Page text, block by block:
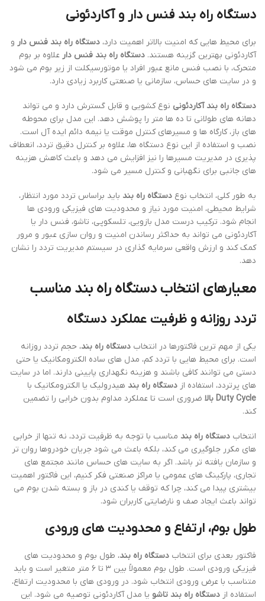
دستگاه راه بند فنس دار و آکاردئونی
برای محیط هایی که امنیت بالاتر اهمیت دارد، دستگاه راه بند فنس دار و
آکاردئونی بهترین گزینه هستند. دستگاه راه بند فنس دار علاوه بر بوم
متحرک، با نصب فنس مانع عبور افراد یا موتورسیکلت از زیر بوم می شود
و در سایت های حساس، سازمانی یا صنعتی کاربرد زیادی دارد.
دستگاه راه بند آکاردئونی نوع کشویی و قابل گسترش دارد و می تواند
دهانه های طولانی تا ده ها متر را پوشش دهد. این مدل برای محوطه
های باز، کارگاه ها و مسیرهای کنترل موقت یا نیمه دائم ایده آل است.
نصب و استفاده از این نوع دستگاه ها، علاوه بر کنترل دقیق تردد، انعطاف
پذیری در مدیریت مسیرها را نیز افزایش می دهد و باعث کاهش هزینه
های جانبی برای نگهبانی و کنترل مسیر می شود.
به طور کلی، انتخاب نوع دستگاه راه بند باید براساس تردد مورد انتظار،
شرایط محیطی، امنیت مورد نیاز و محدودیت های فیزیکی ورودی ها
انجام شود. ترکیب درست مدل بازویی، تلسکوپی، تاشو، فنس دار یا
آکاردئونی می تواند به حداکثر رساندن امنیت و روان سازی عبور و مرور
کمک کند و ارزش واقعی سرمایه گذاری در سیستم مدیریت تردد را نشان
دهد.
معیارهای انتخاب دستگاه راه بند مناسب
تردد روزانه و ظرفیت عملکرد دستگاه
یکی از مهم ترین فاکتورها در انتخاب دستگاه راه بند، حجم تردد روزانه
است. برای محیط هایی با تردد کم، مدل های ساده الکترومکانیک یا حتی
دستی می توانند کافی باشند و هزینه نگهداری پایینی دارند. اما در سایت
های پرتردد، استفاده از دستگاه راه بند هیدرولیک یا الکترومکانیک با
Duty Cycle بالا
ضروری است تا عملکرد مداوم بدون خرابی را تضمین
کند.
انتخاب دستگاه راه بند مناسب با توجه به ظرفیت تردد، نه تنها از خرابی
های مکرر جلوگیری می کند، بلکه باعث می شود جریان خودروها روان تر
و سازمان یافته تر باشد. اگر به سایت های حساس مانند مجتمع های
تجاری، پارکینگ های عمومی یا مراکز صنعتی فکر کنیم، این فاکتور اهمیت
بیشتری پیدا می کند، چرا که توقف یا کندی در باز و بسته شدن بوم می
تواند باعث ایجاد صف و نارضایتی کاربران شود.
طول بوم، ارتفاع و محدودیت های ورودی
فاکتور بعدی برای انتخاب دستگاه راه بند، طول بوم و محدودیت های
فیزیکی ورودی است. طول بوم معمولاً بین ۳ تا ۶ متر متغیر است و باید
متناسب با عرض ورودی انتخاب شود. در ورودی های با محدودیت ارتفاع،
استفاده از دستگاه راه بند تاشو یا مدل آکاردئونی توصیه می شود. این